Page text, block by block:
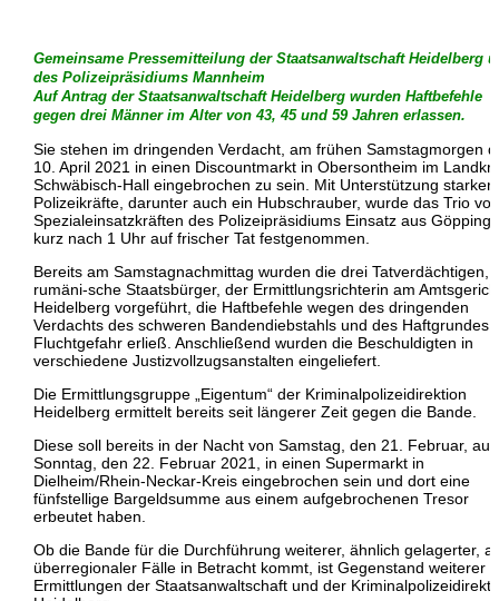
Gemeinsame Pressemitteilung der Staatsanwaltschaft Heidelberg
des Polizeipräsidiums Mannheim
Auf Antrag der Staatsanwaltschaft Heidelberg wurden Haftbefehle
gegen drei Männer im Alter von 43, 45 und 59 Jahren erlassen.
Sie stehen im dringenden Verdacht, am frühen Samstagmorgen
10. April 2021 in einen Discountmarkt in Obersontheim im
Schwäbisch-Hall eingebrochen zu sein. Mit Unterstützung starker
Polizeikräfte, darunter auch ein Hubschrauber, wurde das Trio von
Spezialeinsatzkräften des Polizeipräsidiums Einsatz aus
kurz nach 1 Uhr auf frischer Tat festgenommen.
Bereits am Samstagnachmittag wurden die drei Tatverdächtigen,
rumäni-sche Staatsbürger, der Ermittlungsrichterin am
Heidelberg vorgeführt, die Haftbefehle wegen des dringenden
Verdachts des schweren Bandendiebstahls und des Haftgrundes
Fluchtgefahr erließ. Anschließend wurden die Beschuldigten in
verschiedene Justizvollzugsanstalten eingeliefert.
Die Ermittlungsgruppe „Eigentum“ der Kriminalpolizeidirektion
Heidelberg ermittelt bereits seit längerer Zeit gegen die Bande.
Diese soll bereits in der Nacht von Samstag, den 21. Februar, auf
Sonntag, den 22. Februar 2021, in einen Supermarkt in
Dielheim/Rhein-Neckar-Kreis eingebrochen sein und dort eine
fünfstellige Bargeldsumme aus einem aufgebrochenen Tresor
erbeutet haben.
Ob die Bande für die Durchführung weiterer, ähnlich gelagerter,
überregionaler Fälle in Betracht kommt, ist Gegenstand weiterer
Ermittlungen der Staatsanwaltschaft und der